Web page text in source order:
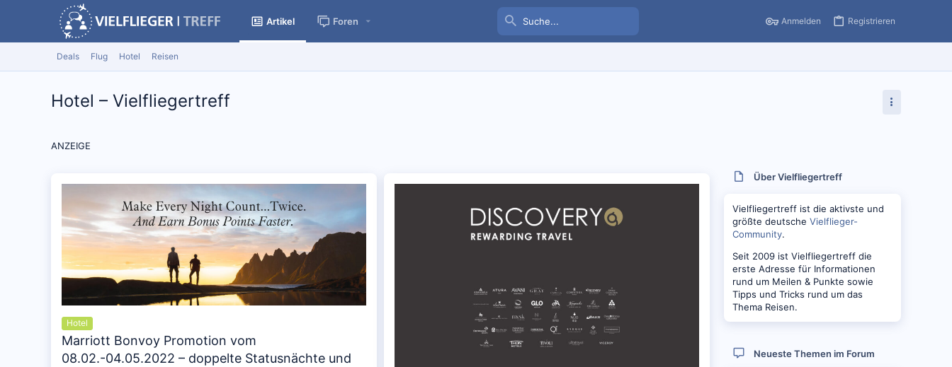
Artikel Foren Anmelden Registrieren
Deals Flug Hotel Reisen
Hotel – Vielfliegertreff
ANZEIGE
Hotel
Marriott Bonvoy Promotion vom
08.02.-04.05.2022 – doppelte Statusnächte und
Über Vielfliegertreff
Vielfliegertreff ist die aktivste und
größte deutsche Vielflieger-
Community.
Seit 2009 ist Vielfliegertreff die
erste Adresse für Informationen
rund um Meilen & Punkte sowie
Tipps und Tricks rund um das
Thema Reisen.
Neueste Themen im Forum